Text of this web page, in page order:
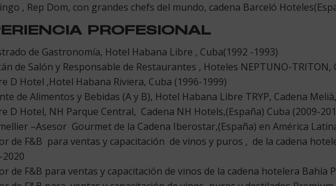
, Rep Dom, con grandes chefs del mundo, cadena Barceló
PROFESIONAL
de Gastronomía, Hotel Habana Libre , Cuba(1992 -1993)
de Salón y Responsable de Restaurantes , Hoteles NEPTUNO-
D Hotel ,Hotel Habana Riviera, Cuba (1996-1999)
de Alimentos y Bebidas (A y B), Hotel Habana Libre TRYP, Cadena
D Hotel, NH Parque Central, Cadena NH Hotels,(España) Cuba (2009-
–Asesor Gourmet de la Cadena Iberostar,(España) en América
de F&B para ventas y capacitación de vinos y puros , de la cadena
2020
de F&B para ventas y capacitación de vinos de la cadena hotelera Bahía